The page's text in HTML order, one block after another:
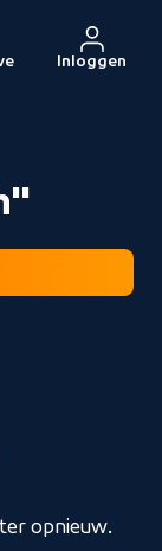
Inloggen
opnieuw.